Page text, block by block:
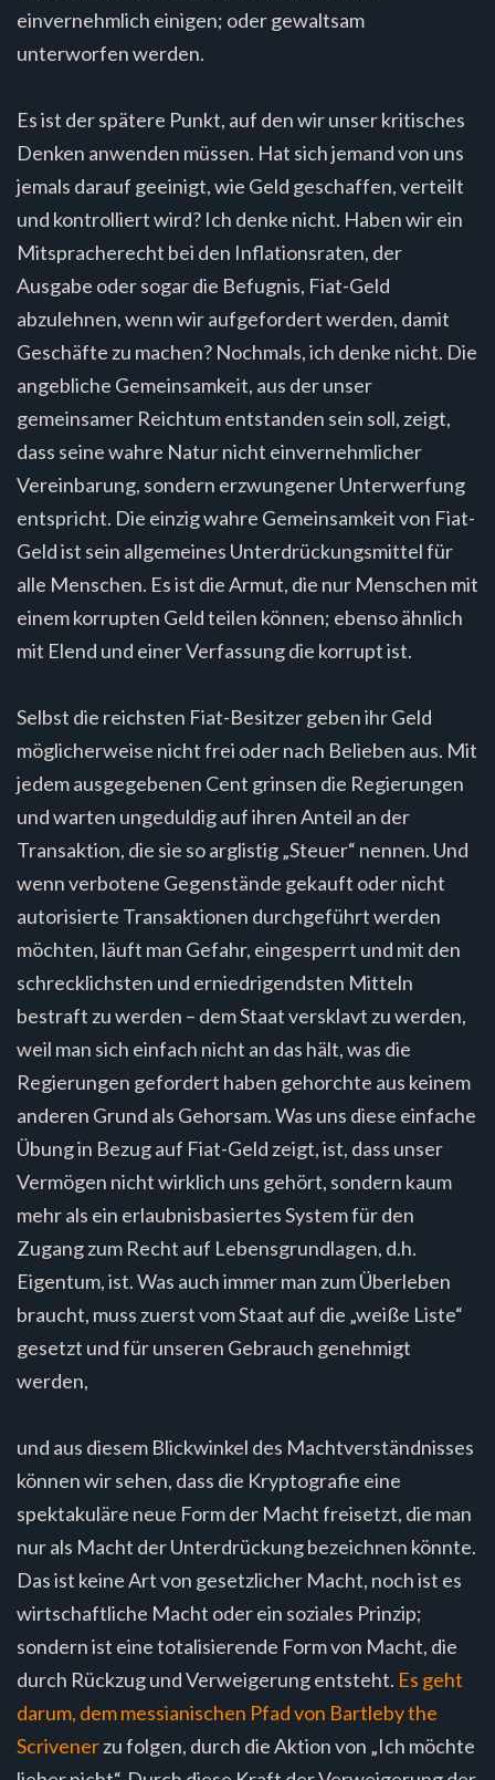
einvernehmlich einigen; oder gewaltsam
unterworfen werden.
Es ist der spätere Punkt, auf den wir unser kritisches
Denken anwenden müssen. Hat sich jemand von uns
jemals darauf geeinigt, wie Geld geschaffen, verteilt
und kontrolliert wird? Ich denke nicht. Haben wir ein
Mitspracherecht bei den Inflationsraten, der
Ausgabe oder sogar die Befugnis, Fiat-Geld
abzulehnen, wenn wir aufgefordert werden, damit
Geschäfte zu machen? Nochmals, ich denke nicht. Die
angebliche Gemeinsamkeit, aus der unser
gemeinsamer Reichtum entstanden sein soll, zeigt,
dass seine wahre Natur nicht einvernehmlicher
Vereinbarung, sondern erzwungener Unterwerfung
entspricht. Die einzig wahre Gemeinsamkeit von Fiat-
Geld ist sein allgemeines Unterdrückungsmittel für
alle Menschen. Es ist die Armut, die nur Menschen mit
einem korrupten Geld teilen können; ebenso ähnlich
mit Elend und einer Verfassung die korrupt ist.
Selbst die reichsten Fiat-Besitzer geben ihr Geld
möglicherweise nicht frei oder nach Belieben aus. Mit
jedem ausgegebenen Cent grinsen die Regierungen
und warten ungeduldig auf ihren Anteil an der
Transaktion, die sie so arglistig „Steuer“ nennen. Und
wenn verbotene Gegenstände gekauft oder nicht
autorisierte Transaktionen durchgeführt werden
möchten, läuft man Gefahr, eingesperrt und mit den
schrecklichsten und erniedrigendsten Mitteln
bestraft zu werden – dem Staat versklavt zu werden,
weil man sich einfach nicht an das hält, was die
Regierungen gefordert haben gehorchte aus keinem
anderen Grund als Gehorsam. Was uns diese einfache
Übung in Bezug auf Fiat-Geld zeigt, ist, dass unser
Vermögen nicht wirklich uns gehört, sondern kaum
mehr als ein erlaubnisbasiertes System für den
Zugang zum Recht auf Lebensgrundlagen, d.h.
Eigentum, ist. Was auch immer man zum Überleben
braucht, muss zuerst vom Staat auf die „weiße Liste“
gesetzt und für unseren Gebrauch genehmigt
werden,
und aus diesem Blickwinkel des Machtverständnisses
können wir sehen, dass die Kryptografie eine
spektakuläre neue Form der Macht freisetzt, die man
nur als Macht der Unterdrückung bezeichnen könnte.
Das ist keine Art von gesetzlicher Macht, noch ist es
wirtschaftliche Macht oder ein soziales Prinzip;
sondern ist eine totalisierende Form von Macht, die
durch Rückzug und Verweigerung entsteht. Es geht
darum, dem messianischen Pfad von Bartleby the
Scrivenerzu folgen, durch die Aktion von „Ich möchte